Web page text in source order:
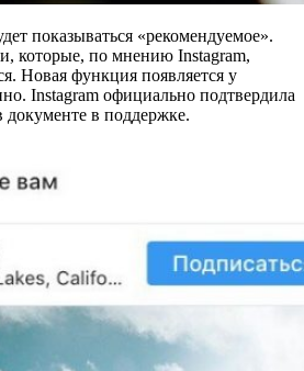
показываться «рекомендуемое».
которые, по мнению Instagram,
Новая функция появляется у
Instagram официально подтвердила
в поддержке.